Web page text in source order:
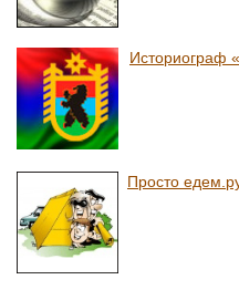
Историограф
Просто